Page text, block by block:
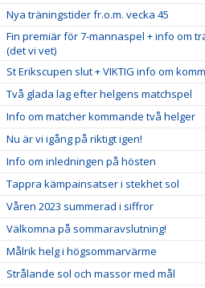
Nya träningstider fr.o.m. vecka 45
Fin premiär för 7-mannaspel + info om
(det vi vet)
St Erikscupen slut + VIKTIG info om
Två glada lag efter helgens matchspel
Info om matcher kommande två helger
Nu är vi igång på riktigt igen!
Info om inledningen på hösten
Tappra kämpainsatser i stekhet sol
Våren 2023 summerad i siffror
Välkomna på sommaravslutning!
Målrik helg i högsommarvärme
Strålande sol och massor med mål